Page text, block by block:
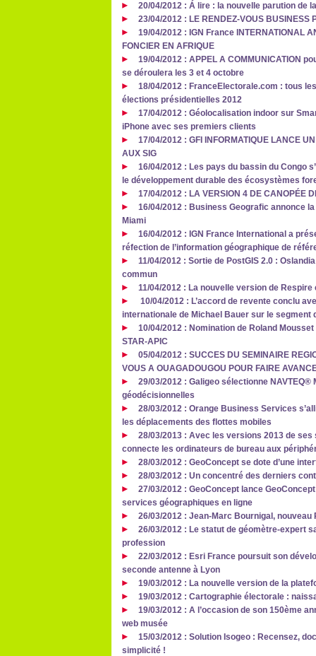
20/04/2012 : Á lire : la nouvelle parution de
23/04/2012 : LE RENDEZ‐VOUS BUSINESS
19/04/2012 : IGN France INTERNATIONAL
FONCIER EN AFRIQUE
19/04/2012 : APPEL A COMMUNICATION
se déroulera les 3 et 4 octobre
18/04/2012 : FranceElectorale.com : tous
élections présidentielles 2012
17/04/2012 : Géolocalisation indoor sur
iPhone avec ses premiers clients
17/04/2012 : GFI INFORMATIQUE LANCE
AUX SIG
16/04/2012 : Les pays du bassin du Congo
le développement durable des écosystèmes
17/04/2012 : LA VERSION 4 DE CANOPÉE
16/04/2012 : Business Geografic annonce
Miami
16/04/2012 : IGN France International a
réfection de l’information géographique de
11/04/2012 : Sortie de PostGIS 2.0 :
commun
11/04/2012 : La nouvelle version de Respire
10/04/2012 : L’accord de revente conclu
internationale de Michael Bauer sur le segment
10/04/2012 : Nomination de Roland
STAR-APIC
05/04/2012 : SUCCES DU SEMINAIRE
VOUS A OUAGADOUGOU POUR FAIRE
29/03/2012 : Galigeo sélectionne
géodécisionnelles
28/03/2012 : Orange Business Services
les déplacements des flottes mobiles
28/03/2013 : Avec les versions 2013 de
connecte les ordinateurs de bureau aux
28/03/2012 : GeoConcept se dote d’une
28/03/2012 : Un concentré des derniers
27/03/2012 : GeoConcept lance
services géographiques en ligne
26/03/2012 : Jean-Marc Bournigal, nouveau
26/03/2012 : Le statut de géomètre-expert
profession
22/03/2012 : Esri France poursuit son
seconde antenne à Lyon
19/03/2012 : La nouvelle version de la
19/03/2012 : Cartographie électorale :
19/03/2012 : A l’occasion de son 150ème
web musée
15/03/2012 : Solution Isogeo : Recensez,
simplicité !